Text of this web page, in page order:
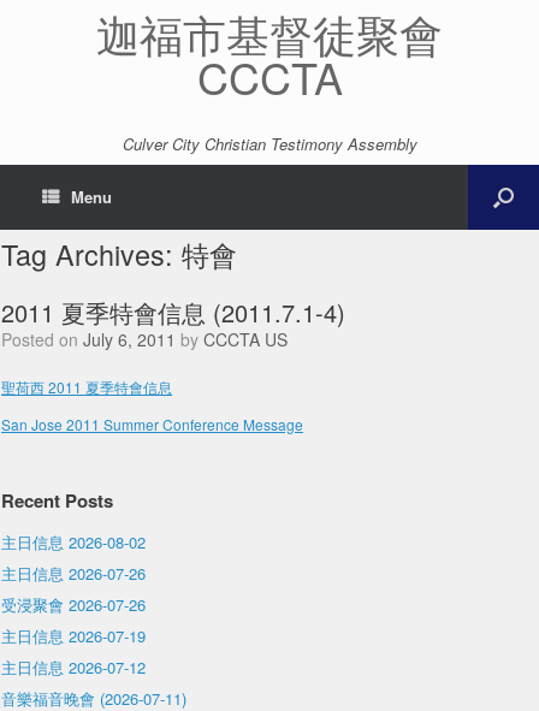
迦福市基督徒聚會
CCCTA
Culver City Christian Testimony Assembly
Menu
Tag Archives: 特會
2011 夏季特會信息 (2011.7.1-4)
Posted on July 6, 2011 by CCCTA US
聖荷西 2011 夏季特會信息
San Jose 2011 Summer Conference Message
Recent Posts
主日信息 2026-08-02
主日信息 2026-07-26
受浸聚會 2026-07-26
主日信息 2026-07-19
主日信息 2026-07-12
音樂福音晚會 (2026-07-11)